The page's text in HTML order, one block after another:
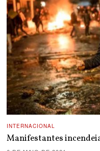
INTERNACIONAL
Manifestantes